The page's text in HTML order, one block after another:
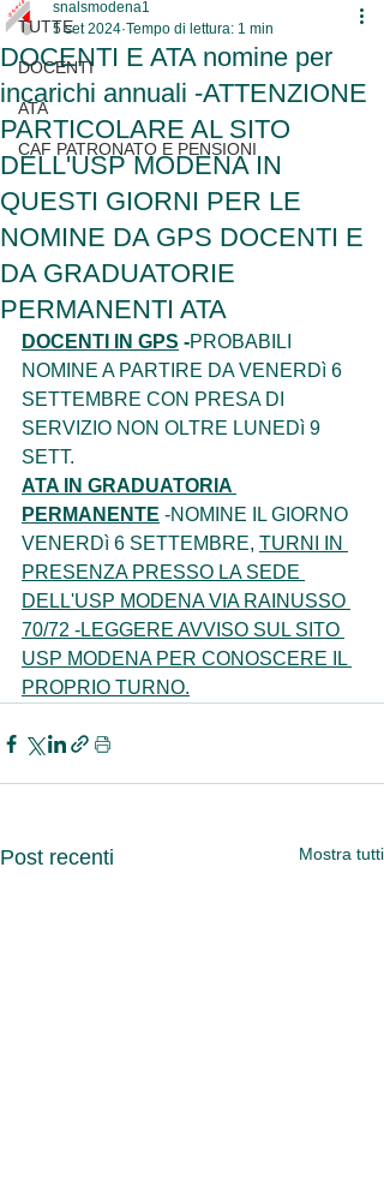
TUTTE
DOCENTI
ATA
CAF PATRONATO E PENSIONI
DOCENTI E ATA nomine per
incarichi annuali -ATTENZIONE
PARTICOLARE AL SITO
DELL'USP MODENA IN
QUESTI GIORNI PER LE
NOMINE DA GPS DOCENTI E
DA GRADUATORIE
PERMANENTI ATA
snalsmodena1
5 set 2024 Tempo di lettura: 1 min
DOCENTI IN GPS -PROBABILI
NOMINE A PARTIRE DA VENERDì 6
SETTEMBRE CON PRESA DI
SERVIZIO NON OLTRE LUNEDì 9
SETT.
ATA IN GRADUATORIA
PERMANENTE -NOMINE IL GIORNO
VENERDì 6 SETTEMBRE, TURNI IN
PRESENZA PRESSO LA SEDE
DELL'USP MODENA VIA RAINUSSO
70/72 -LEGGERE AVVISO SUL SITO
USP MODENA PER CONOSCERE IL
PROPRIO TURNO.
Post recenti Mostra tutti